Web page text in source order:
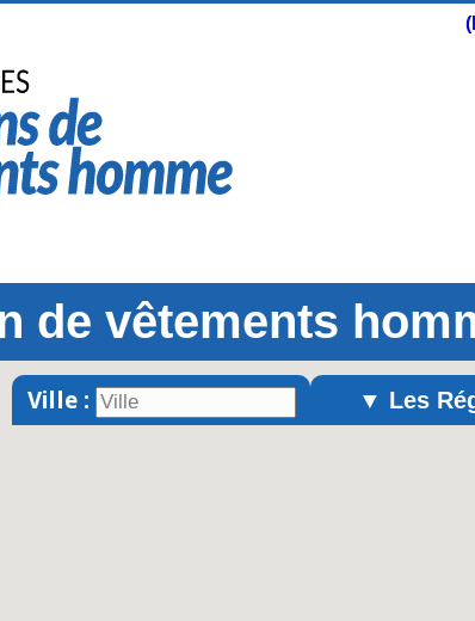
de vêtements
Ville : ▼ Les